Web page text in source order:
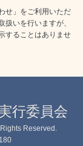
せ」をご利用いただ
いを行いますが、
することはありませ
行委員会
Reserved.